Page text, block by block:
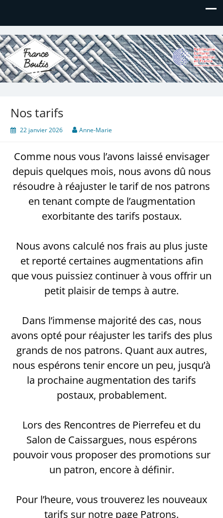
France Boutis
Le site de France Boutis
Nos tarifs
22 janvier 2026 Anne-Marie
Comme nous vous l’avons laissé envisager
depuis quelques mois, nous avons dû nous
résoudre à réajuster le tarif de nos patrons
en tenant compte de l’augmentation
exorbitante des tarifs postaux.
Nous avons calculé nos frais au plus juste
et reporté certaines augmentations afin
que vous puissiez continuer à vous offrir un
petit plaisir de temps à autre.
Dans l’immense majorité des cas, nous
avons opté pour réajuster les tarifs des plus
grands de nos patrons. Quant aux autres,
nous espérons tenir encore un peu, jusqu’à
la prochaine augmentation des tarifs
postaux, probablement.
Lors des Rencontres de Pierrefeu et du
Salon de Caissargues, nous espérons
pouvoir vous proposer des promotions sur
un patron, encore à définir.
Pour l’heure, vous trouverez les nouveaux
tarifs sur notre page Patrons.